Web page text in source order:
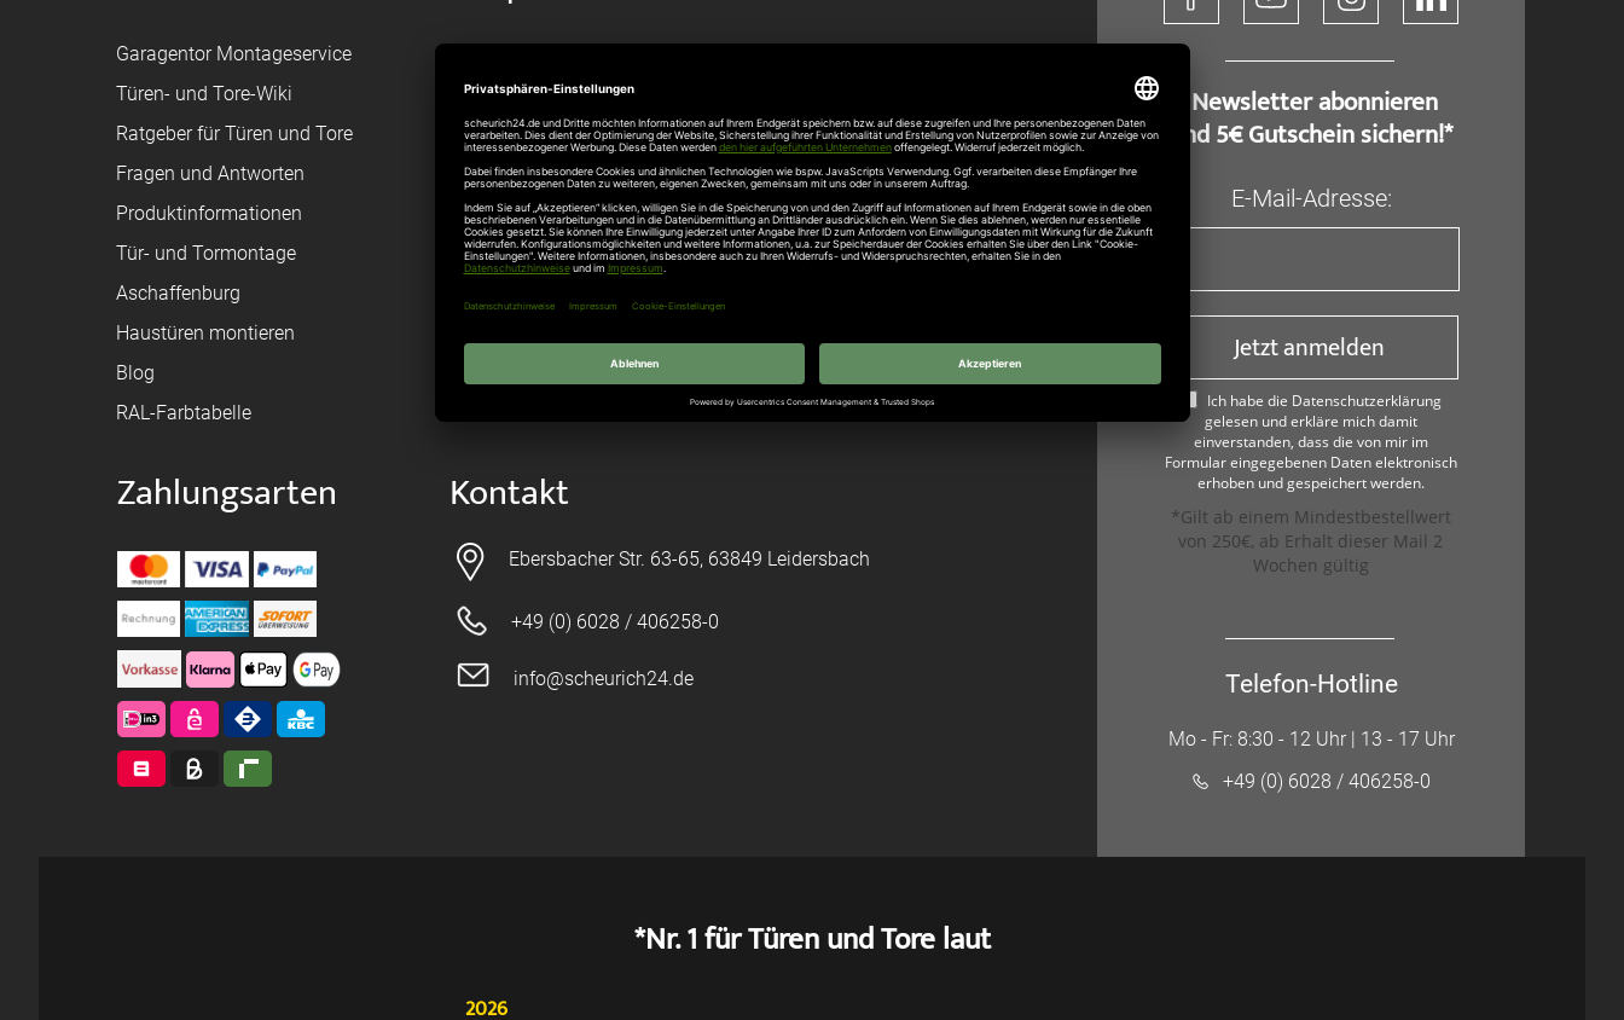
Garagentor Montageservice
Türen- und Tore-Wiki
Ratgeber für Türen und Tore
Fragen und Antworten
Produktinformationen
Tür- und Tormontage
Aschaffenburg
Haustüren montieren
Blog
RAL-Farbtabelle
Zahlungsarten
Bestellvorgang
Registrieren
Federanfrage
Toraufmaß
Elektrische Garagentore
Hersteller
Hörmann Türen
Hörmann Sektionaltor
Zahlungsarten Kontakt
Ebersbacher Str. 63-65, 63849 Leidersbach
+49 (0) 6028 / 406258-0
info@scheurich24.de
​ Newsletter abonnieren
und 5€ Gutschein sichern!*
E-Mail-Adresse:
Jetzt anmelden
Ich habe die Datenschutzerklärung
gelesen und erkläre mich damit
einverstanden, dass die von mir im
Formular eingegebenen Daten elektronisch
erhoben und gespeichert werden.
*Gilt ab einem Mindestbestellwert
von 250€, ab Erhalt dieser Mail 2
Wochen gültig
Telefon-Hotline
Mo - Fr: 8:30 - 12 Uhr | 13 - 17 Uhr
+49 (0) 6028 / 406258-0
*Nr. 1 für Türen und Tore laut
2026